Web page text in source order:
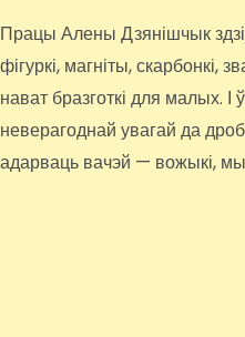
Працы Алены Дзянішчык
фігуркі, магніты, скарбонкі,
нават бразготкі для малых.
неверагоднай увагай да
адарваць вачэй — вожыкі,